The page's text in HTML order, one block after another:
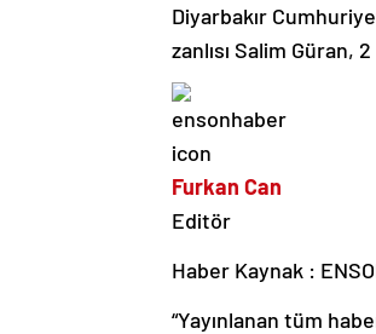
Diyarbakır
zanlısı Salim Güran,
Furkan Can
Editör
Haber Kaynak :
“Yayınlanan tüm